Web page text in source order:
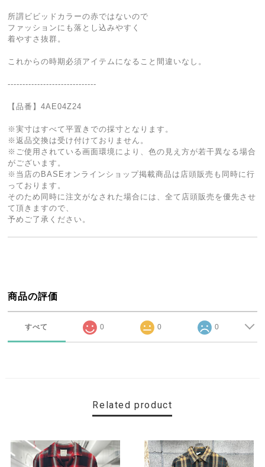
所謂ビビッドカラーの赤ではないので
ファッションにも落とし込みやすく
着やすさ抜群。
これからの時期必須アイテムになること間違いなし。
------------------------------
【品番】4AE04Z24
※実寸はすべて平置きでの採寸となります。
※返品交換は受け付けておりません。
※ご使用されている画面環境により、色の見え方が若干異なる場合
がございます。
※当店のBASEオンラインショップ掲載商品は店頭販売も同時に行
っております。
そのため同時に注文がなされた場合には、全て店頭販売を優先させ
て頂きますので、
予めご了承ください。
商品の評価
すべて 0 0 0
Related product